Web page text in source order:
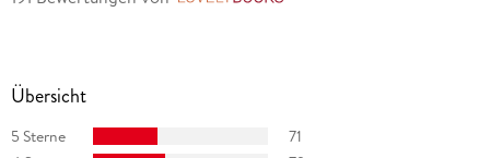
Übersicht
5 Sterne
71